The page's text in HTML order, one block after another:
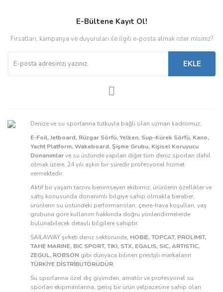
E-Bültene Kayıt Ol!
Fırsatları, kampanya ve duyuruları ile ilgili e-posta almak ister misiniz?
EKLE
Denize ve su sporlarına tutkuyla bağlı olan uzman kadromuz;
E-Foil, Jetboard, Rüzgar Sörfü, Yelken, Sup-Kürek Sörfü, Kano,
Yacht Platform, Wakeboard, Şişme Grubu, Kişisel Koruyucu
Donanımlarve su üstünde yapılan diğer tüm deniz sporları dahil
olmak üzere, 24 yılı aşkın bir süredir profesyonel hizmet
vermektedir.
Aktif bir yaşam tarzını benimseyen ekibimiz, ürünlerin özellikler ve
satış konusunda donanımlı bilgiye sahip olmakla beraber,
ürünlerin su üstündeki performansları, çevre-hava koşulları, yaş
grubuna göre kullanım hakkında doğru yönlendirmelerde
bulunabilecek detaylı bilgilere sahiptir.
SAILAWAY şirketi deniz sektöründe, HOBIE, TOPCAT, PROLIMIT,
TAHE MARINE, BIC SPORT, TIKI, STX, EGALIS, SIC, ARTISTIC,
ZEGUL, ROBSON gibi dünyaca bilinen prestijli markaların
TÜRKİYE DİSTRİBÜTÖRÜDÜR.
Su sporlarına özel dış giyimden, amatör ve profesyonel su
sporları ekipmanlarına, geniş bir ürün yelpazesine sahip olan